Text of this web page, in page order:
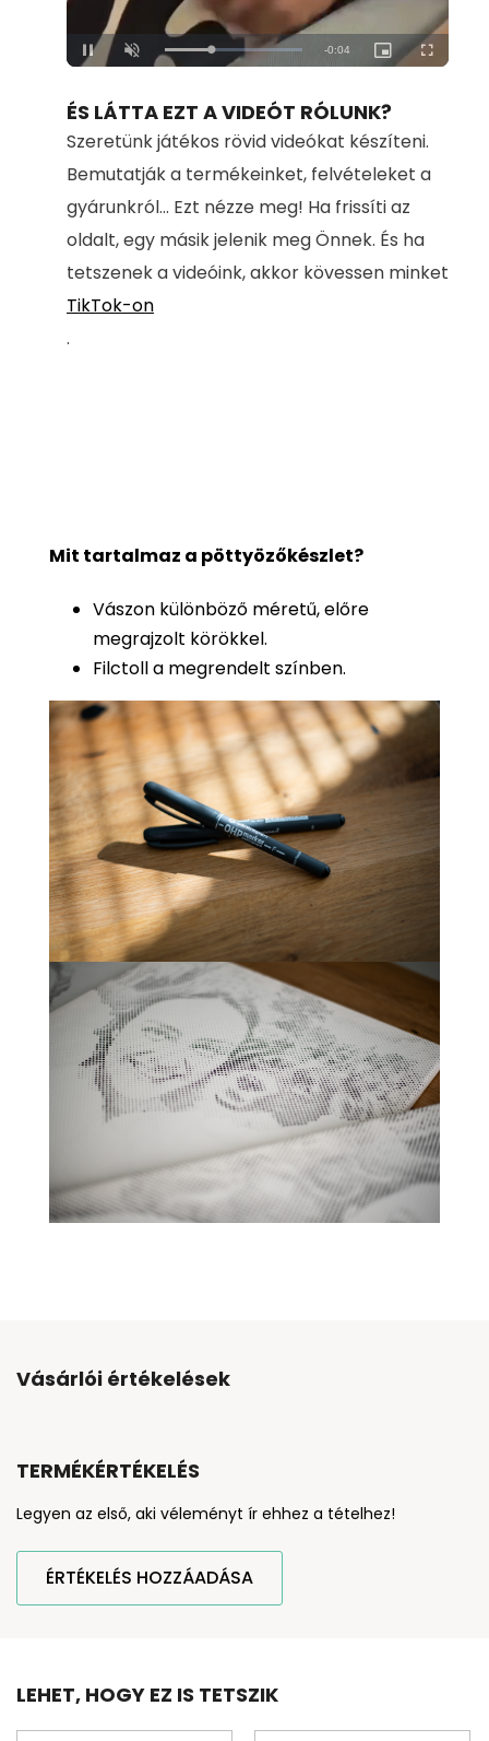
Unmute Loaded:
100.00%
ÉS LÁTTA EZT A VIDEÓT RÓLUNK?
Szeretünk játékos rövid videókat készíteni.
Bemutatják a termékeinket, felvételeket a
gyárunkról... Ezt nézze meg! Ha frissíti az
oldalt, egy másik jelenik meg Önnek. És ha
tetszenek a videóink, akkor kövessen minket
TikTok-on
.
Mit tartalmaz a pöttyözőkészlet?
Vászon különböző méretű, előre
megrajzolt körökkel.
Filctoll a megrendelt színben.
Vásárlói értékelések
TERMÉKÉRTÉKELÉS
Legyen az első, aki véleményt ír ehhez a tételhez!
ÉRTÉKELÉS HOZZÁADÁSA
LEHET, HOGY EZ IS TETSZIK